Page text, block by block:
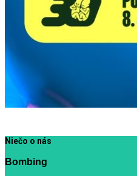
Niečo o nás
Bombing